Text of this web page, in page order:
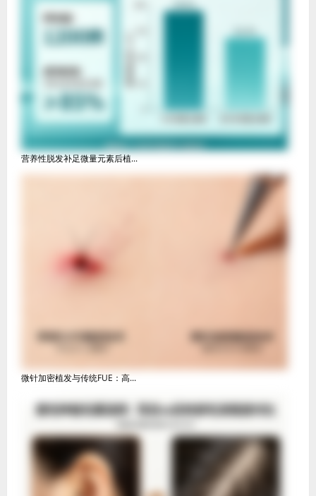
营养性脱发补足微量元素后植...
微针加密植发与传统FUE：高...